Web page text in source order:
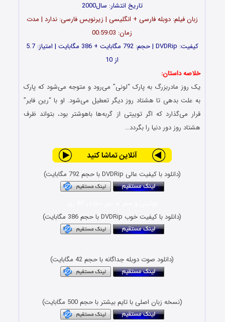
تاریخ انتشار: سال2000
زبان فیلم: دوبله فارسی + انگلیسی | زیرنویس فارسی: ندارد | مدت
زمان: 00:59:03
کیفیت: DVDRip | حجم: 792 مگابایت + 386 مگابایت | امتیاز: 5.7
از 10
خلاصه داستان:
یک روز مادربزرگ به پارک “لونی” می‌رود و متوجه می‌شود که پارک
به علت بدهی تا هشتاد روز دیگر تعطیل می‌شود. او با “رین فایر”
قرار می‌گذارد که اگر توییتی از گربه‌ها باهوشتر بود، بتواند ظرف
هشتاد روز دور دنیا را بگردد…
(دانلود با کیفیت عالی DVDRip با حجم 792 مگابایت)
(دانلود با کیفیت خوب DVDRip با حجم 386 مگابایت)
(دانلود صوت دوبله جداگانه با حجم 42 مگابایت)
(نسخه زبان اصلی با تایم بیشتر با حجم 500 مگابایت)